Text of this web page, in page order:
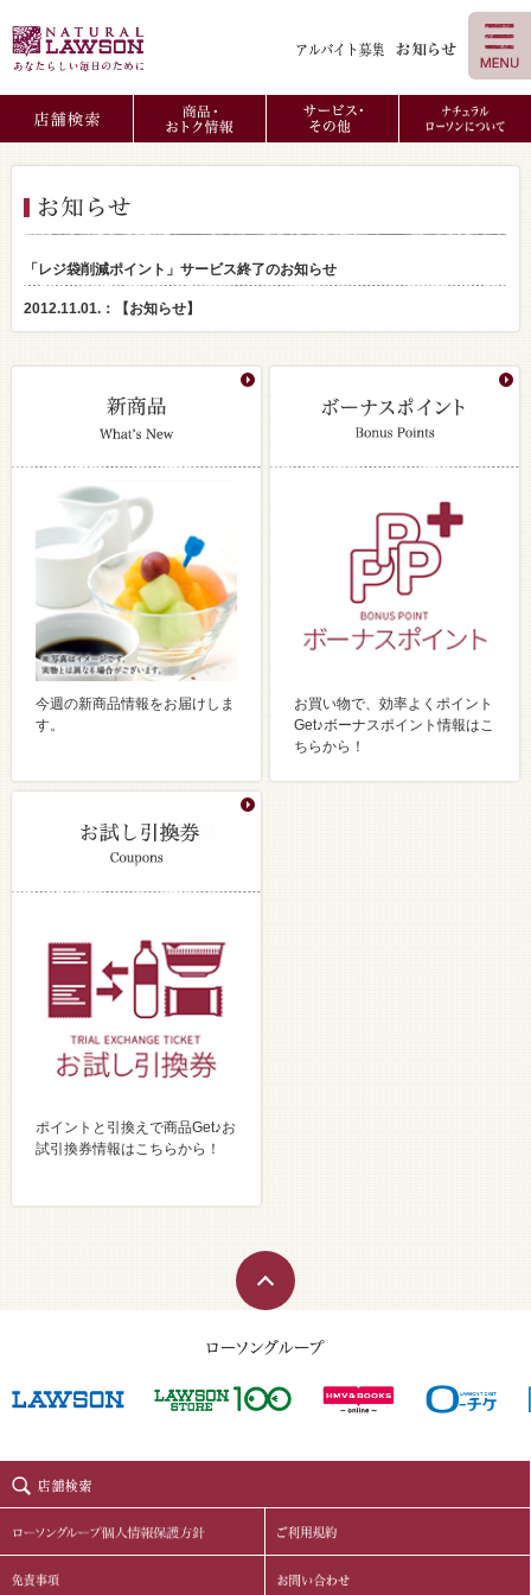
「レジ袋削減ポイント」サービス終了のお知らせ
2012.11.01.： 【お知らせ】
今週の新商品情報をお届けしま
す。
お買い物で、効率よくポイント
Get♪ボーナスポイント情報はこ
ちらから！
ポイントと引換えで商品Get♪お
試引換券情報はこちらから！